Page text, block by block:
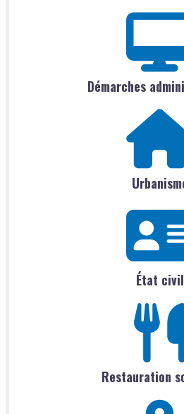
Démarches
État civil
Restauration